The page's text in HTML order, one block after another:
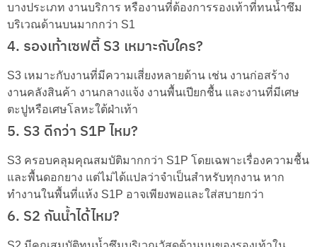
บางประเภท งานบริการ หรืองานที่ต้องการรองเท้าที่ทนน้ำซึม
บริเวณด้านบนมากกว่า S1
4. รองเท้าเซฟตี้ S3 เหมาะกับใคร?
S3 เหมาะกับงานที่มีความเสี่ยงหลายด้าน เช่น งานก่อสร้าง
งานคลังสินค้า งานกลางแจ้ง งานพื้นเปียกชื้น และงานที่มีเศษ
ตะปูหรือเศษโลหะใต้ฝ่าเท้า
5. S3 ดีกว่า S1P ไหม?
S3 ครอบคลุมคุณสมบัติมากกว่า S1P โดยเฉพาะเรื่องความชื้น
และพื้นดอกยาง แต่ไม่ได้แปลว่าจำเป็นสำหรับทุกงาน หาก
ทำงานในพื้นที่แห้ง S1P อาจเพียงพอและใส่สบายกว่า
6. S2 กันน้ำได้ไหม?